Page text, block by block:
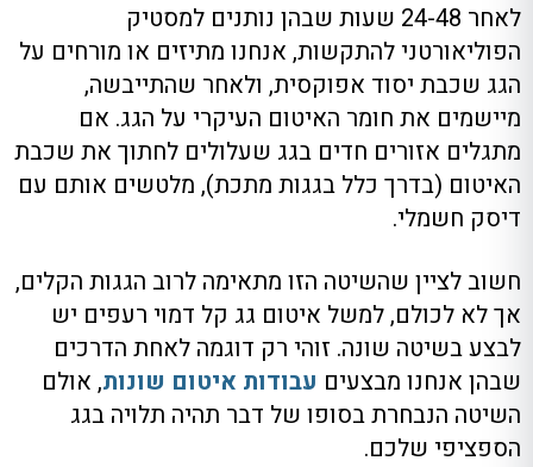
לאחר 24-48 שעות שבהן נותנים למסטיק
הפוליאורטני להתקשות, אנחנו מתיזים או מורחים על
הגג שכבת יסוד אפוקסית, ולאחר שהתייבשה,
מיישמים את חומר האיטום העיקרי על הגג. אם
מתגלים אזורים חדים בגג שעלולים לחתוך את שכבת
האיטום (בדרך כלל בגגות מתכת), מלטשים אותם עם
דיסק חשמלי.
חשוב לציין שהשיטה הזו מתאימה לרוב הגגות הקלים,
אך לא לכולם, למשל איטום גג קל דמוי רעפים יש
לבצע בשיטה שונה. זוהי רק דוגמה לאחת הדרכים
שבהן אנחנו מבצעים עבודות איטום שונות, אולם
השיטה הנבחרת בסופו של דבר תהיה תלויה בגג
הספציפי שלכם.